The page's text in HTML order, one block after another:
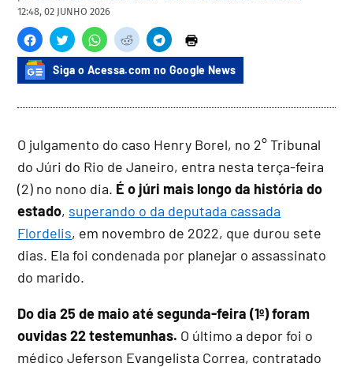
12:48, 02 JUNHO 2026
Siga o Acessa.com no Google News
O julgamento do caso Henry Borel, no 2° Tribunal
do Júri do Rio de Janeiro, entra nesta terça-feira
(2) no nono dia. É o júri mais longo da história do
estado, superando o da deputada cassada
Flordelis, em novembro de 2022, que durou sete
dias. Ela foi condenada por planejar o assassinato
do marido.
Do dia 25 de maio até segunda-feira (1º) foram
ouvidas 22 testemunhas. O último a depor foi o
médico Jeferson Evangelista Correa, contratado